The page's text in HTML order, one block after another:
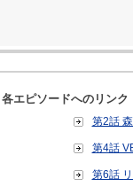
エピソードへのリンク
第2話
第4話
第6話